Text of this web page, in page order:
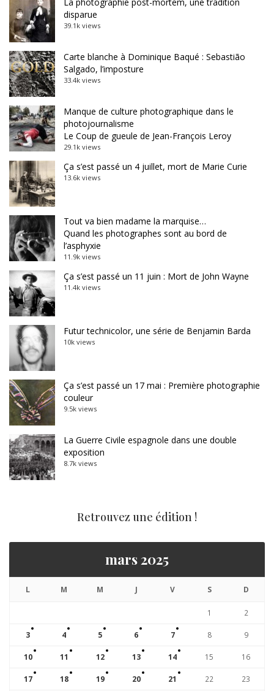
disparue
39.1k views
Carte blanche à Dominique Baqué : Sebastião
Salgado, l’imposture
33.4k views
Manque de culture photographique dans le
photojournalisme
Le Coup de gueule de Jean-François Leroy
29.1k views
Ça s’est passé un 4 juillet, mort de Marie Curie
13.6k views
Tout va bien madame la marquise…
Quand les photographes sont au bord de
l’asphyxie
11.9k views
Ça s’est passé un 11 juin : Mort de John Wayne
11.4k views
Futur technicolor, une série de Benjamin Barda
10k views
Ça s’est passé un 17 mai : Première photographie
couleur
9.5k views
La Guerre Civile espagnole dans une double
exposition
8.7k views
Retrouvez une édition !
mars 2025
L M M J V S D
1 2
3 4 5 6 7 8 9
10 11 12 13 14 15 16
17 18 19 20 21 22 23